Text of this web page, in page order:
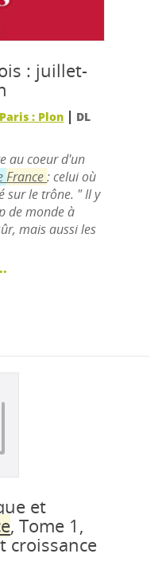
: juillet-
Paris : Plon | DL
au coeur d'un
France: celui où
sur le trône. " Il y
de monde à
mais aussi les
et
, Tome 1,
croissance